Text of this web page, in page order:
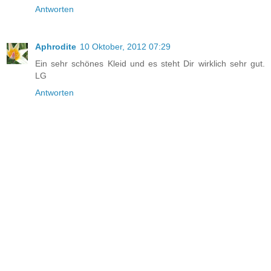
Antworten
Aphrodite 10 Oktober, 2012 07:29
Ein sehr schönes Kleid und es steht Dir wirklich sehr gut.
LG
Antworten